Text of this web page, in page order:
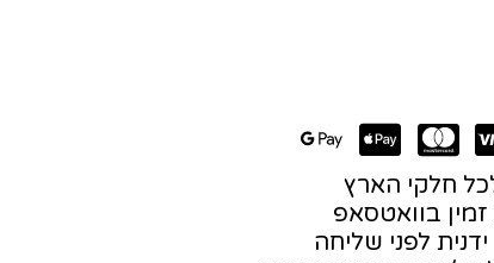
חלקי הארץ
בוואטסאפ
לפני שליחה